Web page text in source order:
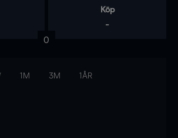
Köp
-
0
1M 3M 1ÅR